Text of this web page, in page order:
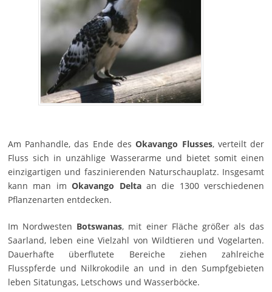
Am Panhandle, das Ende desOkavango Flusses, verteilt der
Fluss sich in unzählige Wasserarme und bietet somit einen
einzigartigen und faszinierenden Naturschauplatz. Insgesamt
kann man imOkavango Deltaan die 1300 verschiedenen
Pflanzenarten entdecken.
Im Nordwesten Botswanas, mit einer Fläche größer als das
Saarland, leben eine Vielzahl von Wildtieren und Vogelarten.
Dauerhafte überflutete Bereiche ziehen zahlreiche
Flusspferde und Nilkrokodile an und in den Sumpfgebieten
leben Sitatungas, Letschows und Wasserböcke.